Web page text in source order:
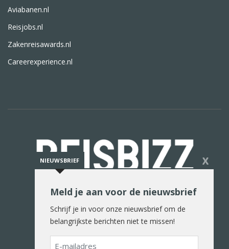
Aviabanen.nl
Reisjobs.nl
Zakenreisawards.nl
Careerexperience.nl
De reiswereld in woord en beeld
NIEUWSBRIEF X
Meld je aan voor de nieuwsbrief
Schrijf je in voor onze nieuwsbrief om de
belangrijkste berichten niet te missen!
E-